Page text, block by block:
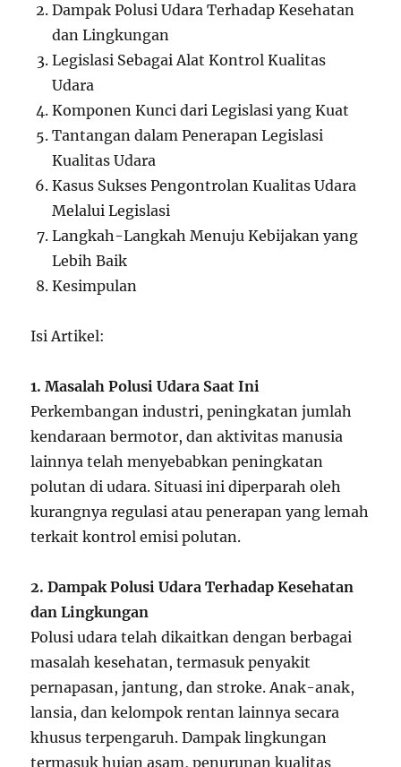
Dampak Polusi Udara Terhadap Kesehatan
dan Lingkungan
Legislasi Sebagai Alat Kontrol Kualitas
Udara
Komponen Kunci dari Legislasi yang Kuat
Tantangan dalam Penerapan Legislasi
Kualitas Udara
Kasus Sukses Pengontrolan Kualitas Udara
Melalui Legislasi
Langkah-Langkah Menuju Kebijakan yang
Lebih Baik
Kesimpulan
Isi Artikel:
1. Masalah Polusi Udara Saat Ini
Perkembangan industri, peningkatan jumlah
kendaraan bermotor, dan aktivitas manusia
lainnya telah menyebabkan peningkatan
polutan di udara. Situasi ini diperparah oleh
kurangnya regulasi atau penerapan yang lemah
terkait kontrol emisi polutan.
2. Dampak Polusi Udara Terhadap Kesehatan
dan Lingkungan
Polusi udara telah dikaitkan dengan berbagai
masalah kesehatan, termasuk penyakit
pernapasan, jantung, dan stroke. Anak-anak,
lansia, dan kelompok rentan lainnya secara
khusus terpengaruh. Dampak lingkungan
termasuk hujan asam, penurunan kualitas